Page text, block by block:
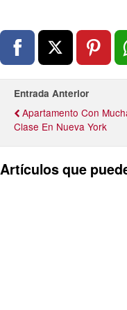
Entrada Anterior
Apartamento Con
Clase En Nueva York
Artículos que